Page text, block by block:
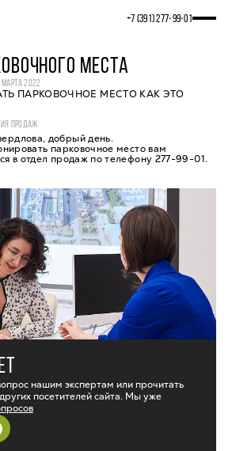
+7 (391) 277‒99‒01
МЕСТА
МАРТА 2022
ПАРКОВОЧНОЕ МЕСТО КАК ЭТО
ПРОДАЖ
добрый день.
парковочное место вам
в отдел продаж по телефону 277-99-01.
нашим экспертам или прочитать
посетителей сайта. Мы уже